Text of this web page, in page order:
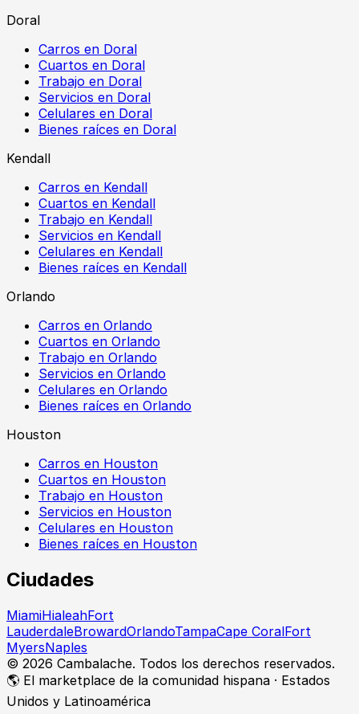
Doral
Carros en Doral
Cuartos en Doral
Trabajo en Doral
Servicios en Doral
Celulares en Doral
Bienes raíces en Doral
Kendall
Carros en Kendall
Cuartos en Kendall
Trabajo en Kendall
Servicios en Kendall
Celulares en Kendall
Bienes raíces en Kendall
Orlando
Carros en Orlando
Cuartos en Orlando
Trabajo en Orlando
Servicios en Orlando
Celulares en Orlando
Bienes raíces en Orlando
Houston
Carros en Houston
Cuartos en Houston
Trabajo en Houston
Servicios en Houston
Celulares en Houston
Bienes raíces en Houston
Ciudades
MiamiHialeahFort
LauderdaleBrowardOrlandoTampaCape CoralFort
MyersNaples
© 2026 Cambalache. Todos los derechos reservados.
🌎 El marketplace de la comunidad hispana · Estados
Unidos y Latinoamérica